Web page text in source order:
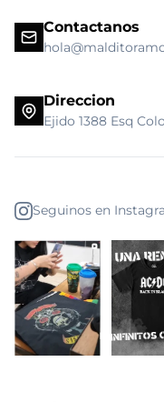
Contactanos
Direccion
Ejido 1388 Esq
Seguinos en